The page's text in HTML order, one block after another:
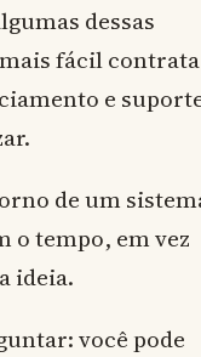
dessas
fácil
e
de um
o tempo, em vez
ideia.
você pode